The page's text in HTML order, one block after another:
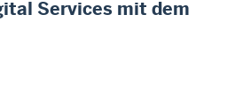
Services mit dem